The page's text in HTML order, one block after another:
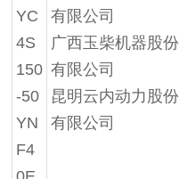
YC
4S
150
-50
YN
F4
有限公司
广西玉柴机器股份
有限公司
昆明云内动力股份
有限公司